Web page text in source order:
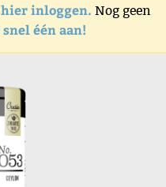
hier inloggen. Nog geen
één aan!